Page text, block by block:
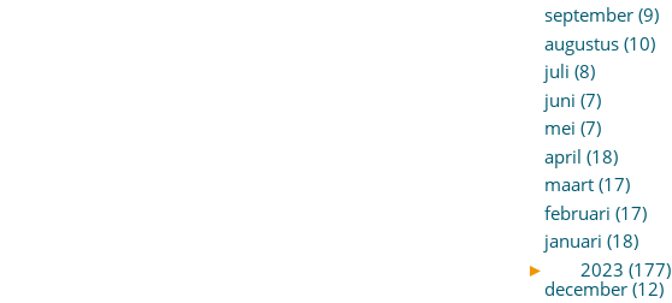
september (9)
augustus (10)
juli (8)
juni (7)
mei (7)
april (18)
maart (17)
februari (17)
januari (18)
►
2023 (177)
december (12)